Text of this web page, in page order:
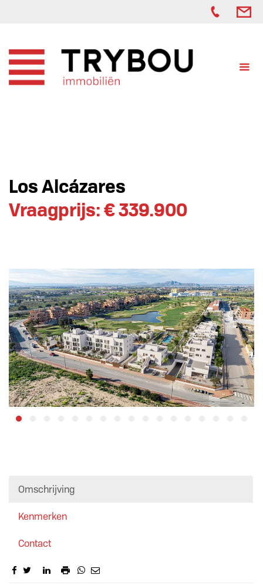
Los Alcázares
Vraagprijs: € 339.900
Omschrijving
Kenmerken
Contact